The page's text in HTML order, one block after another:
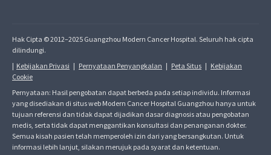
Hak Cipta © 2012–2025 Guangzhou Modern Cancer Hospital. Seluruh hak cipta
dilindungi.
| Kebijakan Privasi | Pernyataan Penyangkalan | Peta Situs | Kebijakan
Cookie
Pernyataan: Hasil pengobatan dapat berbeda pada setiap individu. Informasi
yang disediakan di situs web Modern Cancer Hospital Guangzhou hanya untuk
tujuan referensi dan tidak dapat dijadikan dasar diagnosis atau pengobatan
medis, serta tidak dapat menggantikan konsultasi dan penanganan dokter.
Semua kisah pasien telah memperoleh izin dari yang bersangkutan. Untuk
informasi lebih lanjut, silakan merujuk pada syarat dan ketentuan.